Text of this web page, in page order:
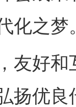
化之梦
好和
扬优